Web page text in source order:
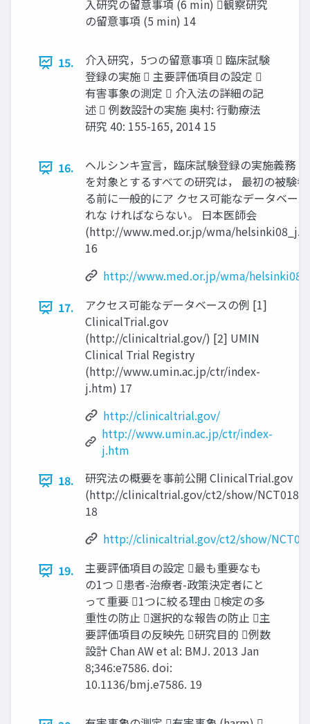
入研究の留意事項 (6 min) 観察研究
の留意事項 (5 min) 14
15.
介入研究，5つの留意事項  臨床試験
登録の実施  主要評価項目の設定 
有害事象の測定  介入法の詳細の記
述  例数設計の実施 奥村: ⾏動療法
研究 40: 155-165, 2014 15
16.
ヘルシンキ宣⾔，臨床試験登録の実施義務
を対象とするすべての研究は， 最初の被験
る前に一般的にア クセス可能なデータベー
れな ければならない。 ⽇本医師会
(http://www.med.or.jp/wma/
16
http://www.med.or.jp/wma/
17.
アクセス可能なデータベースの例 [1]
ClinicalTrial.gov
(http://clinicaltrial.gov/) [2] UMIN
Clinical Trial Registry
(http://www.umin.ac.jp/ctr/index-
j.htm) 17
http://clinicaltrial.gov/
http://www.umin.ac.jp/ctr/index-
j.htm
18.
研究法の概要を事前公開 ClinicalTrial.gov
(http://clinicaltrial.gov/ct2/show/
18
http://clinicaltrial.gov/ct2/show/
19.
主要評価項目の設定 最も重要なも
の1つ 患者-治療者-政策決定者にと
って重要 1つに絞る理由 検定の多
重性の防止 選択的な報告の防止 主
要評価項目の反映先 研究目的 例数
設計 Chan AW et al: BMJ. 2013 Jan
8;346:e7586. doi:
10.1136/bmj.e7586. 19